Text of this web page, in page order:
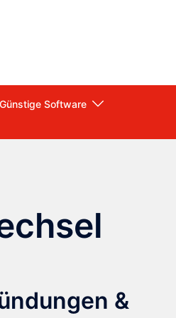
Günstige Software
&